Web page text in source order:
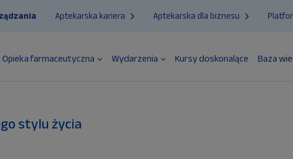
Aptekarska kariera Aptekarska dla biznesu
Opieka farmaceutyczna Wydarzenia Kursy doskonalące Baza
stylu życia